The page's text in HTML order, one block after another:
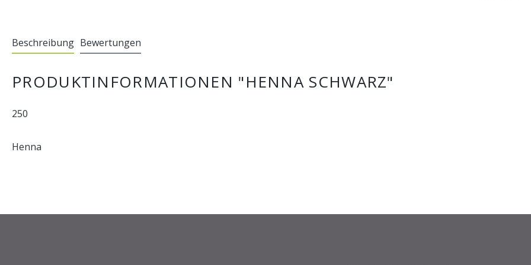
Beschreibung Bewertungen
PRODUKTINFORMATIONEN "HENNA SCHWARZ"
250
Henna